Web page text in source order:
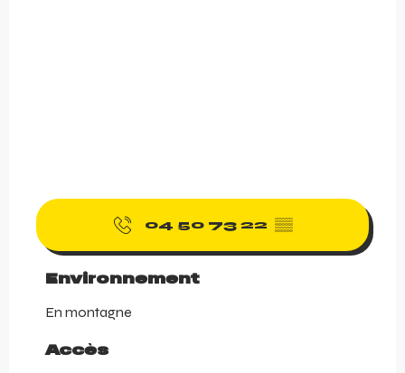
04 50 73 22 ▒▒
Environnement
Environnement
En montagne
Accès
Accès